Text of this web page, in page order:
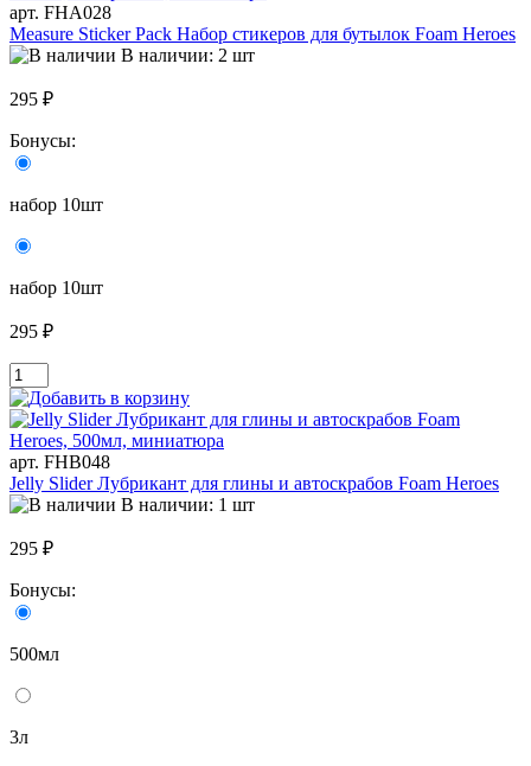
арт. FHA028
Measure Sticker Pack Набор стикеров для бутылок Foam Heroes
В наличии: 2 шт
295 ₽
Бонусы:
набор 10шт
набор 10шт
295 ₽
арт. FHB048
Jelly Slider Лубрикант для глины и автоскрабов Foam Heroes
В наличии: 1 шт
295 ₽
Бонусы:
500мл
3л